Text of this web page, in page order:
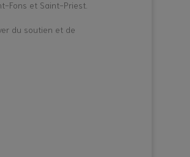
Fons et Saint-Priest.
du soutien et de